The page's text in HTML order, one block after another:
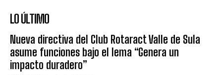
LO ÚLTIMO
Nueva directiva del Club Rotaract Valle de Sula
asume funciones bajo el lema “Genera un
impacto duradero”